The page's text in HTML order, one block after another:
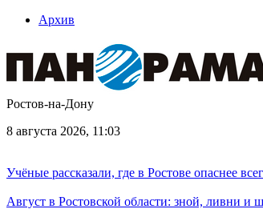
Архив
Ростов-на-Дону
8 августа 2026, 11:03
Учёные рассказали, где в Ростове опаснее
Август в Ростовской области: зной, ливни и